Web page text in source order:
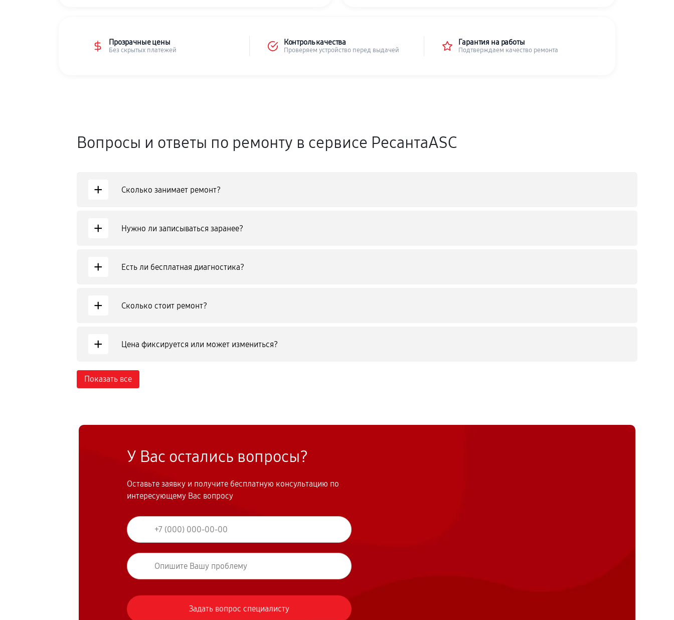
Прозрачные цены
Без скрытых платежей
Контроль качества
Проверяем устройство перед выдачей
Гарантия на работы
Подтверждаем качество ремонта
Вопросы и ответы по ремонту в сервисе РесантаASC
+ Сколько занимает ремонт?
+ Нужно ли записываться заранее?
+ Есть ли бесплатная диагностика?
+ Сколько стоит ремонт?
+ Цена фиксируется или может измениться?
Показать все
У Вас остались вопросы?
Оставьте заявку и получите бесплатную консультацию по
интересующему Вас вопросу